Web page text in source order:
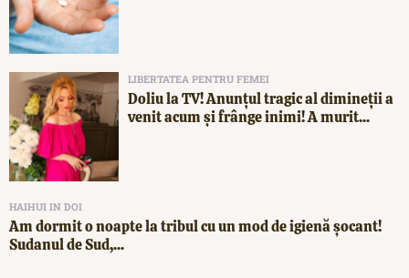
LIBERTATEA PENTRU FEMEI
Doliu la TV! Anunțul tragic al dimineții a
venit acum și frânge inimi! A murit...
HAIHUI IN DOI
Am dormit o noapte la tribul cu un mod de igienă șocant!
Sudanul de Sud,...